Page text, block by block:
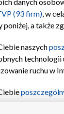
(93 firm), w
a także
naszych
technologii
ruchu w